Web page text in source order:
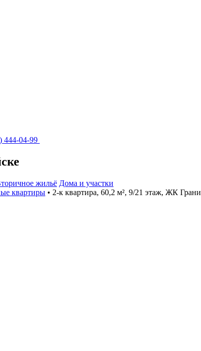
444-04-99
жильё Дома и участки
квартиры • 2-к квартира, 60,2 м², 9/21 этаж, ЖК Грани